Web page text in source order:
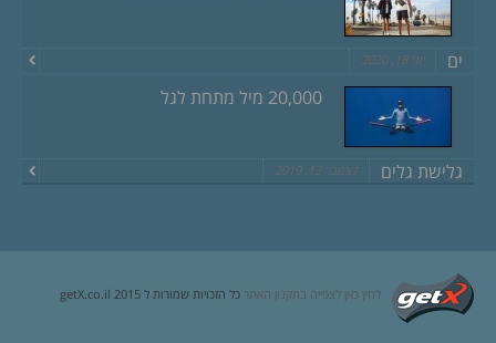
ים יוני 18, 2020
20,000 מיל מתחת לגל
גלישת גלים דצמבר 13, 2019
לחץ כאן לצפייה בתקנון האתר כל הזכויות שמורות ל getX.co.il 2015